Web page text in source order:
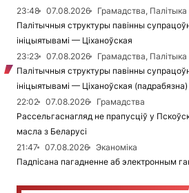
23:48 07.08.2026
Грамадства, Палітыка
Палітычныя структуры павінны
ініцыятывамі — Ціханоўская
23:23
07.08.2026
Грамадства, Палітыка
Палітычныя структуры павінны
ініцыятывамі — Ціханоўская (падрабязна)
22:02
07.08.2026
Грамадства
Рассельгаснагляд не прапусціў у
масла з Беларусі
21:47
07.08.2026
Эканоміка
Падпісана пагадненне аб электронным